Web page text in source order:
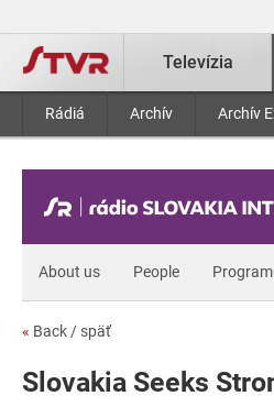
Televízia
Rádiá Archív Archív
About us People
« Back / späť
Slovakia Seeks